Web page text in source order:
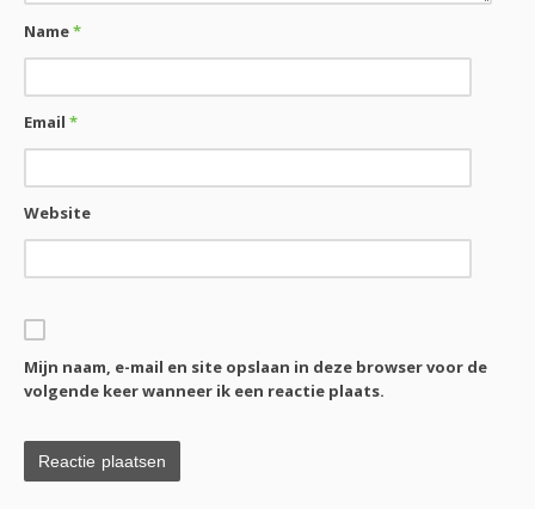
Name*
Email*
Website
Mijn naam, e-mail en site opslaan in deze browser voor de
volgende keer wanneer ik een reactie plaats.